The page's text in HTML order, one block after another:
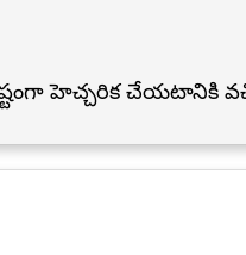
హెచ్చరిక చేయటానికి